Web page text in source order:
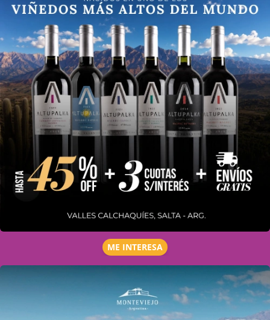
ME INTERESA